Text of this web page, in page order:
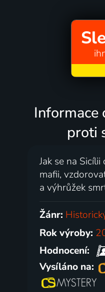
Informace
proti
Jak se na
mafii,
a výhrůžek
Žánr:
Rok výroby:
Hodnocení:
Vysíláno na: